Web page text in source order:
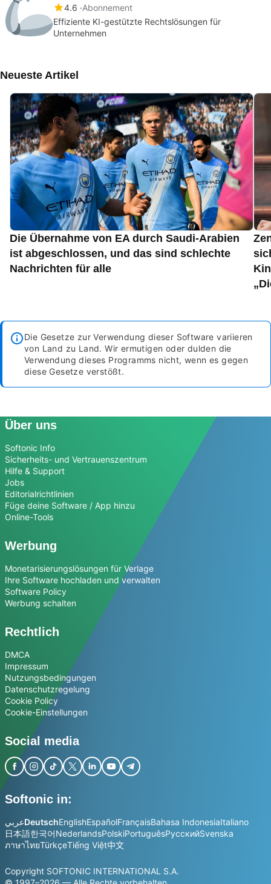
4.6 Abonnement
Effiziente KI-gestützte Rechtslösungen für
Unternehmen
Neueste Artikel
Die Übernahme von EA durch Saudi-Arabien
ist abgeschlossen, und das sind schlechte
Nachrichten für alle
Die Gesetze zur Verwendung dieser Software variieren
von Land zu Land. Wir ermutigen oder dulden die
Verwendung dieses Programms nicht, wenn es gegen
diese Gesetze verstößt.
Über uns
Softonic Info
Sicherheits- und Vertrauenszentrum
Hilfe & Support
Jobs
Editorialrichtlinien
Füge deine Software / App hinzu
Online-Tools
Werbung
Monetarisierungslösungen für Verlage
Ihre Software hochladen und verwalten
Software Policy
Werbung schalten
Rechtlich
DMCA
Impressum
Nutzungsbedingungen
Datenschutzregelung
Cookie Policy
Cookie-Einstellungen
Social media
Softonic in:
عربيDeutschEnglishEspañolFrançaisBahasa IndonesiaItaliano
日本語한국어NederlandsPolskiPortuguêsРусскийSvenska
ภาษาไทยTürkçeTiếng Việt中文
Copyright SOFTONIC INTERNATIONAL S.A.